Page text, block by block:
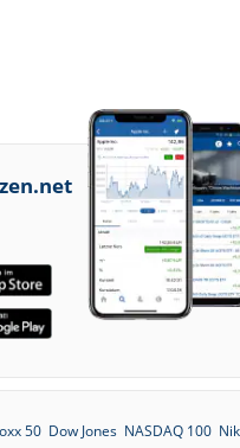
50 Dow Jones NASDAQ 100